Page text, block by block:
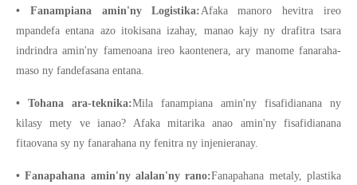
• Fanampiana amin'ny Logistika:Afaka manoro hevitra ireo
mpandefa entana azo itokisana izahay, manao kajy ny drafitra tsara
indrindra amin'ny famenoana ireo kaontenera, ary manome fanaraha-
maso ny fandefasana entana.
• Tohana ara-teknika:Mila fanampiana amin'ny fisafidianana ny
kilasy mety ve ianao? Afaka mitarika anao amin'ny fisafidianana
fitaovana sy ny fanarahana ny fenitra ny injenieranay.
• Fanapahana amin'ny alalan'ny rano:Fanapahana metaly, plastika